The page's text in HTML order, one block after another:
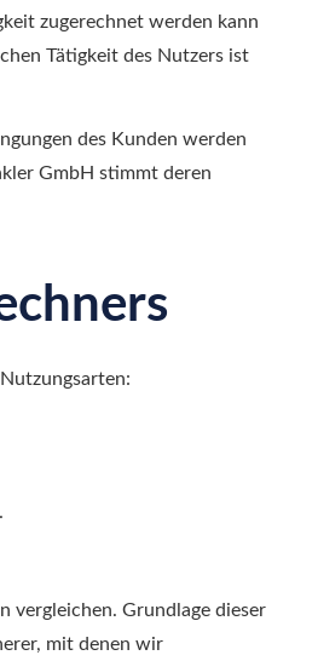
zugerechnet werden kann
Tätigkeit des Nutzers ist
des Kunden werden
GmbH stimmt deren
ver­gleichen. Grundlage dieser
mit denen wir